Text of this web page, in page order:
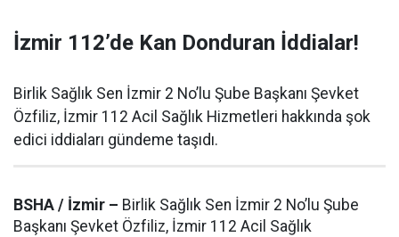
İzmir 112’de Kan Donduran İddialar!
Birlik Sağlık Sen İzmir 2 No’lu Şube Başkanı Şevket
Özfiliz, İzmir 112 Acil Sağlık Hizmetleri hakkında şok
edici iddiaları gündeme taşıdı.
BSHA / İzmir – Birlik Sağlık Sen İzmir 2 No’lu Şube
Başkanı Şevket Özfiliz, İzmir 112 Acil Sağlık